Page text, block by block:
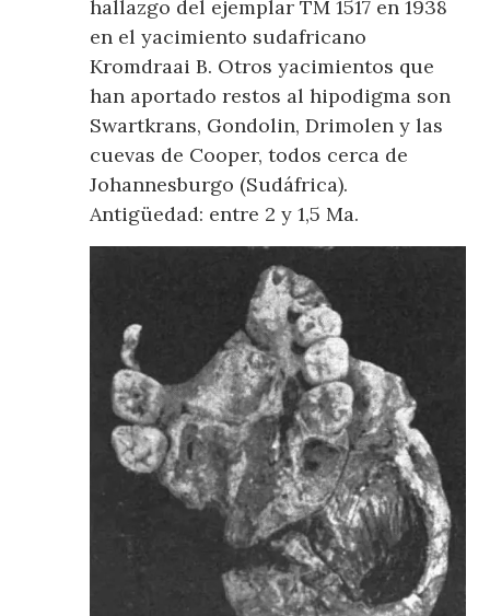
hallazgo del ejemplar TM 1517 en 1938
en el yacimiento sudafricano
Kromdraai B. Otros yacimientos que
han aportado restos al hipodigma son
Swartkrans, Gondolin, Drimolen y las
cuevas de Cooper, todos cerca de
Johannesburgo (Sudáfrica).
Antigüedad: entre 2 y 1,5 Ma.